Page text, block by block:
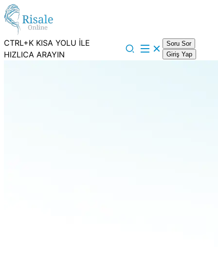
CTRL+K KISA YOLU İLE
HIZLICA ARAYIN
Soru Sor
Giriş Yap